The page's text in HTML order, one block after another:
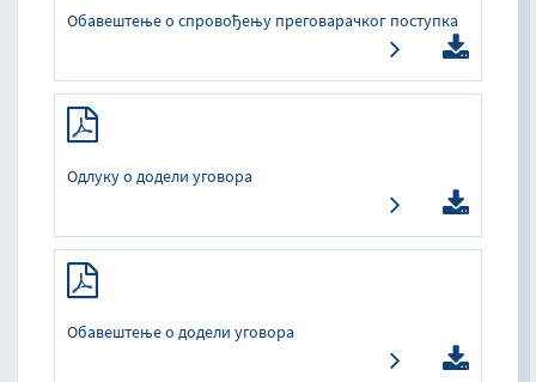
Обавештење о спровођењу преговарачког поступка
Одлуку о додели уговора
Обавештење о додели уговора